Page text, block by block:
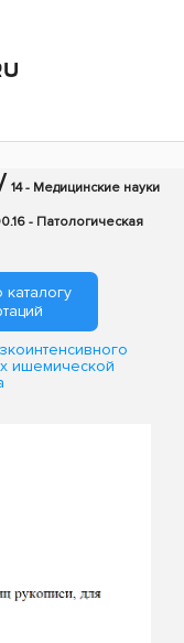
14 - Медицинские науки
- Патологическая
ишемической